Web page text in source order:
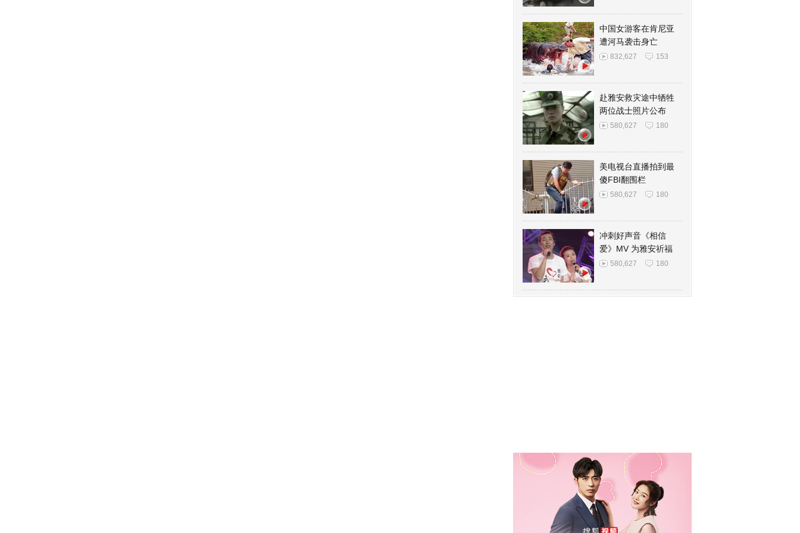
中国女游客在肯尼亚
遭河马袭击身亡
832,627 153
赴雅安救灾途中牺牲
两位战士照片公布
580,627 180
美电视台直播拍到最
傻FBI翻围栏
580,627 180
冲刺好声音《相信
爱》MV 为雅安祈福
580,627 180